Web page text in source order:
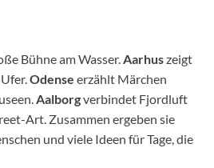
Bühne am Wasser.Aarhuszeigt
Odense erzählt Märchen
Aalborgverbindet Fjordluft
Art. Zusammen ergeben sie
und viele Ideen für Tage, die